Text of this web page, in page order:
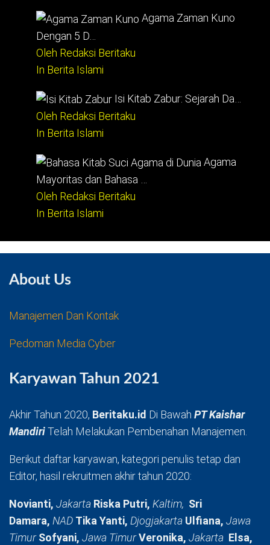
Agama Zaman Kuno
Dengan 5 D…
Oleh Redaksi Beritaku
In Berita Islami
Isi Kitab Zabur: Sejarah Da…
Oleh Redaksi Beritaku
In Berita Islami
Agama
Mayoritas dan Bahasa …
Oleh Redaksi Beritaku
In Berita Islami
About Us
Manajemen Dan Kontak
Pedoman Media Cyber
Karyawan Tahun 2021
Akhir Tahun 2020, Beritaku.id Di Bawah PT Kaishar
MandiriTelah Melakukan Pembenahan Manajemen.
Berikut daftar karyawan, kategori penulis tetap dan
Editor, hasil rekruitmen akhir tahun 2020:
Novianti, Jakarta Riska Putri, Kaltim, Sri
Damara, NAD Tika Yanti, Djogjakarta Ulfiana, Jawa
TimurSofyani, Jawa TimurVeronika, Jakarta Elsa,